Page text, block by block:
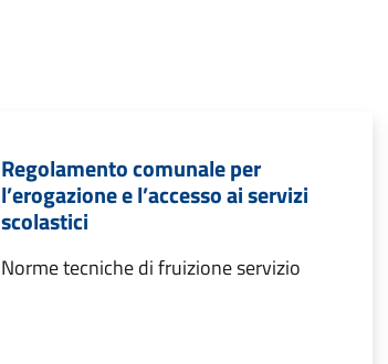
Regolamento comunale per
l’erogazione e l’accesso ai servizi
scolastici
Norme tecniche di fruizione servizio